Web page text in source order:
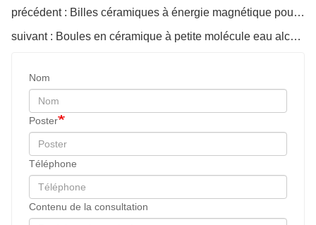
précédent : Billes céramiques à énergie magnétique pour le traitement de l'eau déferrisée
suivant : Boules en céramique à petite molécule eau alcalin de réglage de réglage du pH
Nom
Poster
Téléphone
Contenu de la consultation